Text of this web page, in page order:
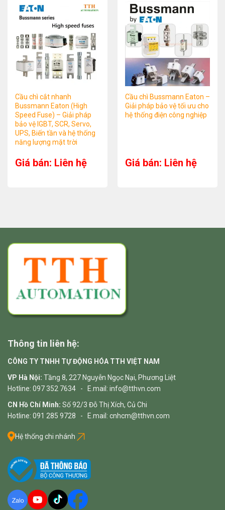
Cầu chì cắt nhanh
Bussmann Eaton (High
Speed Fuse) – Giải pháp
bảo vệ IGBT, SCR, Servo,
UPS, Biến tần và hệ thống
năng lượng mặt trời
Giá bán: Liên hệ
Cầu chì Bussmann Eaton –
Giải pháp bảo vệ tối ưu cho
hệ thống điện công nghiệp
Giá bán: Liên hệ
Thông tin liên hệ:
CÔNG TY TNHH TỰ ĐỘNG HÓA TTH VIỆT NAM
VP Hà Nội: Tầng 8, 227 Nguyễn Ngọc Nại, Phương Liệt
Hotline: 097 352 7634 - E.mail: info@tthvn.com
CN Hồ Chí Minh: Số 92/3 Đỗ Thị Xích, Củ Chi
Hotline: 091 285 9728 - E.mail: cnhcm@tthvn.com
Hệ thống chi nhánh